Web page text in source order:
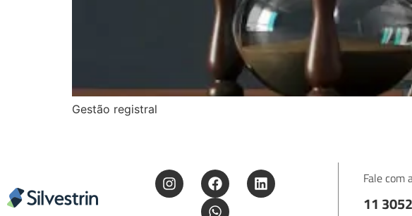
Gestão registral
Fale com
11